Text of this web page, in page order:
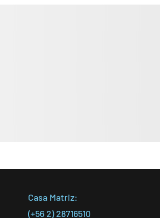
Casa Matriz:
(+56 2) 28716510